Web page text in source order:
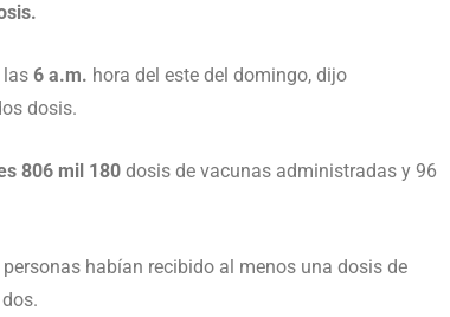
las 6 a.m. hora del este del domingo, dijo
dosis.
806 mil 180 dosis de vacunas administradas y 96
personas habían recibido al menos una dosis de